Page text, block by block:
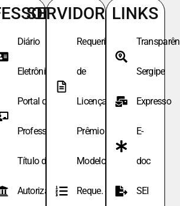
Diário
Eletrônico
Portal do
Professor
Título de
Autoriza.
SERVIDORES
Requeri.
de
Licença
Prêmio
Modelo de
Reque. de
LINKS
Sergipe
Expresso
E-
doc
SEI